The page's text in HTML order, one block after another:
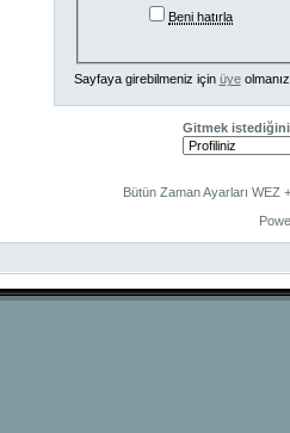
Beni hatırla
Sayfaya girebilmeniz için üye
Gitmek
Bütün Zaman Ayarları WEZ